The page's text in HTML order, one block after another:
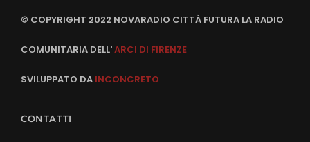
© COPYRIGHT 2022 NOVARADIO CITTÀ FUTURA LA RADIO
COMUNITARIA DELL'ARCI DI FIRENZE
SVILUPPATO DA INCONCRETO
CONTATTI